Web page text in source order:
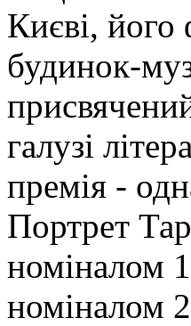
Києві, його
будинок-
галузі
премія -
Портрет
номіналом
номіналом